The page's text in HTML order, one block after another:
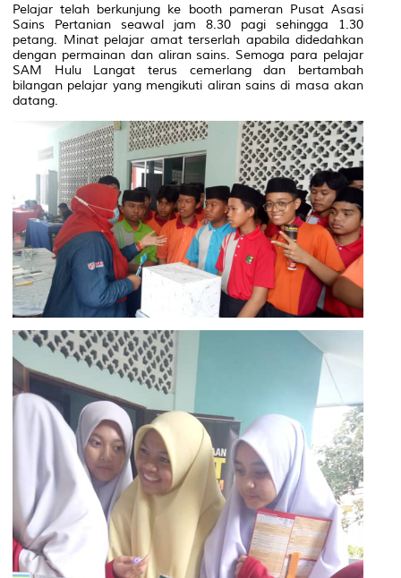
Pelajar telah berkunjung ke booth pameran Pusat Asasi
Sains Pertanian seawal jam 8.30 pagi sehingga 1.30
petang. Minat pelajar amat terserlah apabila didedahkan
dengan permainan dan aliran sains. Semoga para pelajar
SAM Hulu Langat terus cemerlang dan bertambah
bilangan pelajar yang mengikuti aliran sains di masa akan
datang.